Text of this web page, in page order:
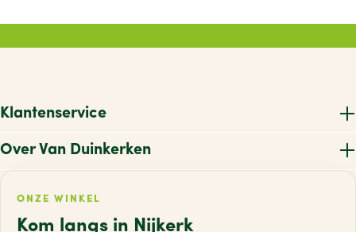
Klantenservice
Over Van Duinkerken
ONZE WINKEL
Kom langs in Nijkerk